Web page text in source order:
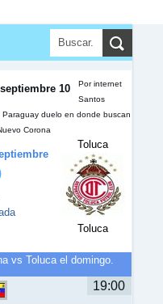
10
Por internet
Santos
duelo en donde buscan
Corona
Toluca
Toluca
vs Toluca el domingo.
19:00